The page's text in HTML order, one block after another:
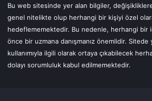
Bu web sitesinde yer alan bilgiler,
genel nitelikte olup herhangi bir kişiyi özel
hedeflememektedir. Bu nedenle, herhangi bir
önce bir uzmana danışmanız önemlidir.
kullanımıyla ilgili olarak ortaya çıkabilecek
dolayı sorumluluk kabul edilmemektedir.